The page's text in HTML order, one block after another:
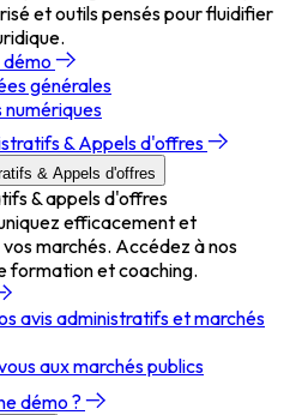
et outils pensés pour fluidifier
générales
numériques
& Appels d'offres
& Appels d'offres
& appels d'offres
efficacement et
marchés. Accédez à nos
formation et coaching.
avis administratifs et marchés
aux marchés publics
démo ?